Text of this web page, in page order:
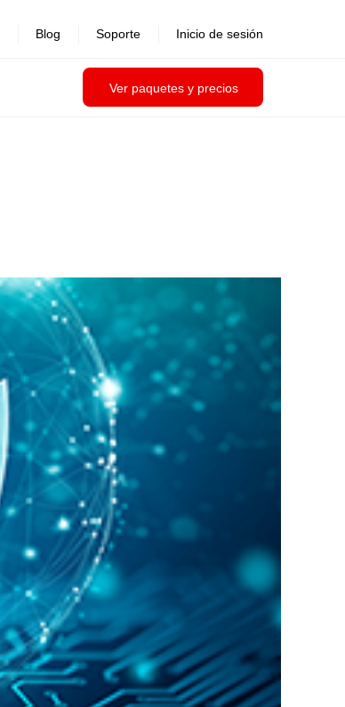
Ver paquetes y precios
Blog Soporte Inicio de sesión